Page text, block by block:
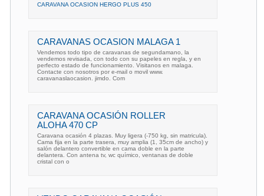
CARAVANA OCASION HERGO PLUS 450
CARAVANAS OCASION MALAGA 1
Vendemos todo tipo de caravanas de segundamano, la
vendemos revisada, con todo con su papeles en regla, y en
perfecto estado de funcionamiento. Visitanos en malaga.
Contacte con nosotros por e-mail o movil www.
caravanaslaocasion. jimdo. Com
CARAVANA OCASIÓN ROLLER
ALOHA 470 CP
Caravana ocasión 4 plazas. Muy ligera (-750 kg, sin matricula).
Cama fija en la parte trasera, muy amplia (1, 35cm de ancho) y
salón delantero convertible en cama doble en la parte
delantera. Con antena tv, wc químico, ventanas de doble
cristal con o